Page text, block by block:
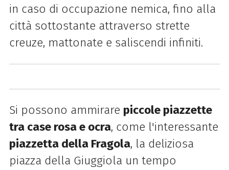
in caso di occupazione nemica, fino alla
città sottostante attraverso strette
creuze, mattonate e saliscendi infiniti.
Si possono ammirare piccole piazzette
tra case rosa e ocra, come l'interessante
piazzetta della Fragola, la deliziosa
piazza della Giuggiola un tempo